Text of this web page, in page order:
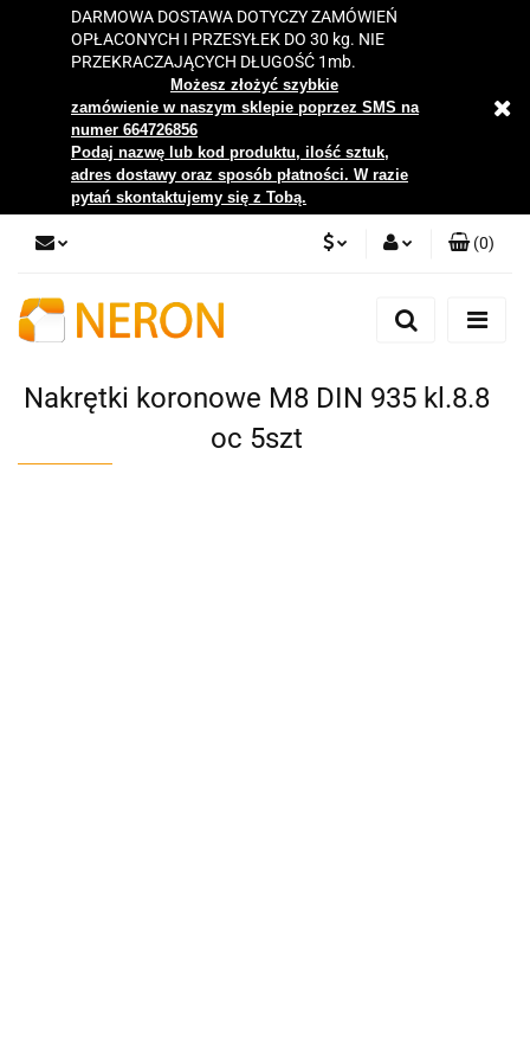
DARMOWA DOSTAWA DOTYCZY ZAMÓWIEŃ
OPŁACONYCH I PRZESYŁEK DO 30 kg. NIE
PRZEKRACZAJĄCYCH DŁUGOŚĆ 1mb.
Możesz złożyć szybkie
zamówienie w naszym sklepie poprzez SMS na
numer 664726856
Podaj nazwę lub kod produktu, ilość sztuk,
adres dostawy oraz sposób płatności. W razie
pytań skontaktujemy się z Tobą.
Zaloguj się
Zgody cookies
(0)
Nakrętki koronowe M8 DIN 935 kl.8.8
oc 5szt